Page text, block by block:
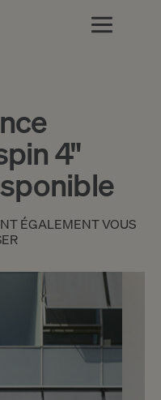
4"
ÉGALEMENT VOUS